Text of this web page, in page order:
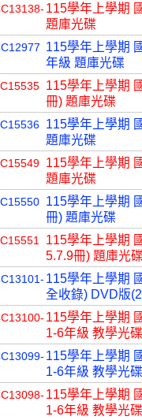
115學年上學期
題庫光碟
115學年上學期
年級 題庫光碟
115學年上學期
冊) 題庫光碟
115學年上學期
題庫光碟
115學年上學期
題庫光碟
115學年上學期
冊) 題庫光碟
115學年上學期
5.7.9冊) 題庫光
115學年上學期
全收錄) DVD版
115學年上學期
1-6年級 教學光
115學年上學期
1-6年級 教學光
115學年上學期
1-6年級 教學光